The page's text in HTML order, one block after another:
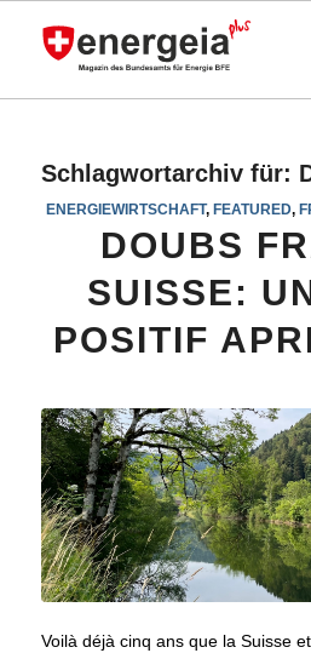
Schlagwortarchiv für:
ENERGIEWIRTSCHAFT,FEATURED,
DOUBS
SUISSE:
POSITIF
Voilà déjà cinq ans que la Suisse